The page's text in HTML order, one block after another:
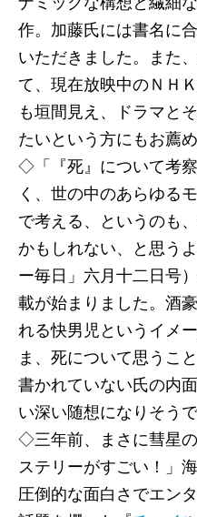
出久根達郎／子規が見
須藤孝光『白洲次郎―
青柳恵介／白洲次郎の
河合俊雄『村上春樹の
て読み解く―』
大澤真幸／『1Q84』の
宮沢章夫『ボブ・ディ
ト第三集』
安藤礼二／記憶の迷宮
平井美帆『獄に消えた
刺殺事件―』
中村うさぎ／迷妄と悪
佐野眞一『東電ＯＬ殺
作。加藤氏には書名に
いただきました。また
て、現在放映中のＮＨ
も垣間見え、ドラマと
たいという方にもお薦
◇「『死』について考
く、世の中のあらゆる
で考える、というのも
かもしれない、と思う
ー毎日」六月十二日号
載が始まりました。酒
れる快男児というイメ
ま、死について思うこ
書かれていない氏の内
い深い随想になりそう
◇三年前、まさに彗星
ステリーがすごい！」
圧倒的な面白さでエン